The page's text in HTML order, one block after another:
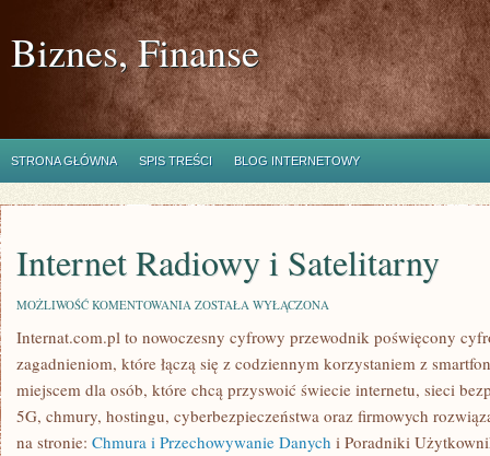
Biznes, Finanse
STRONA GŁÓWNA SPIS TREŚCI BLOG INTERNETOWY
Internet Radiowy i Satelitarny
MOŻLIWOŚĆ KOMENTOWANIA INTERNET
I
SATELITARNY
ZOSTAŁA WYŁĄCZONA
Internat.com.pl to nowoczesny cyfrowy przewodnik poświęcony
zagadnieniom, które łączą się z codziennym korzystaniem z
miejscem dla osób, które chcą przyswoić świecie internetu, sieci
5G, chmury, hostingu, cyberbezpieczeństwa oraz firmowych
na stronie: Chmura i Przechowywanie Danych i Poradniki